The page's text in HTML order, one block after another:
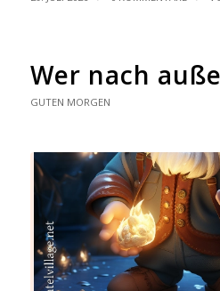
Wer nach
GUTEN MORGEN